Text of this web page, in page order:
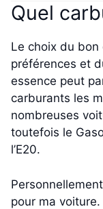
Quel
Le choix du
préférences et
essence peut
carburants les
nombreuses
toutefois le
l’E20.
pour ma